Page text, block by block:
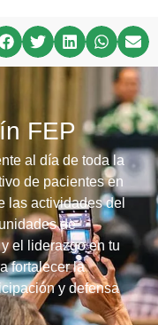
FEP
al día de toda la
de pacientes en
las actividades del
de
el liderazgo en tu
fortalecer la
y defensa